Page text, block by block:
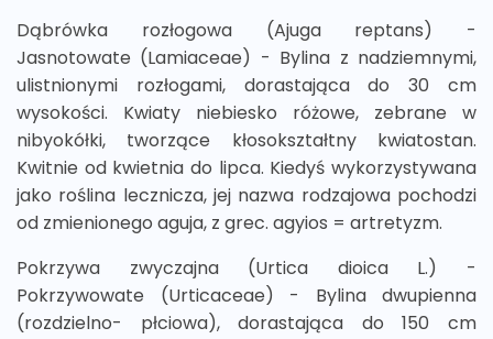
Dąbrówka rozłogowa (Ajuga reptans) -
Jasnotowate (Lamiaceae) - Bylina z nadziemnymi,
ulistnionymi rozłogami, dorastająca do 30 cm
wysokości. Kwiaty niebiesko różowe, zebrane w
nibyokółki, tworzące kłosokształtny kwiatostan.
Kwitnie od kwietnia do lipca. Kiedyś wykorzystywana
jako roślina lecznicza, jej nazwa rodzajowa pochodzi
od zmienionego aguja, z grec. agyios = artretyzm.
Pokrzywa zwyczajna (Urtica dioica L.) -
Pokrzywowate (Urticaceae) - Bylina dwupienna
(rozdzielno- płciowa), dorastająca do 150 cm